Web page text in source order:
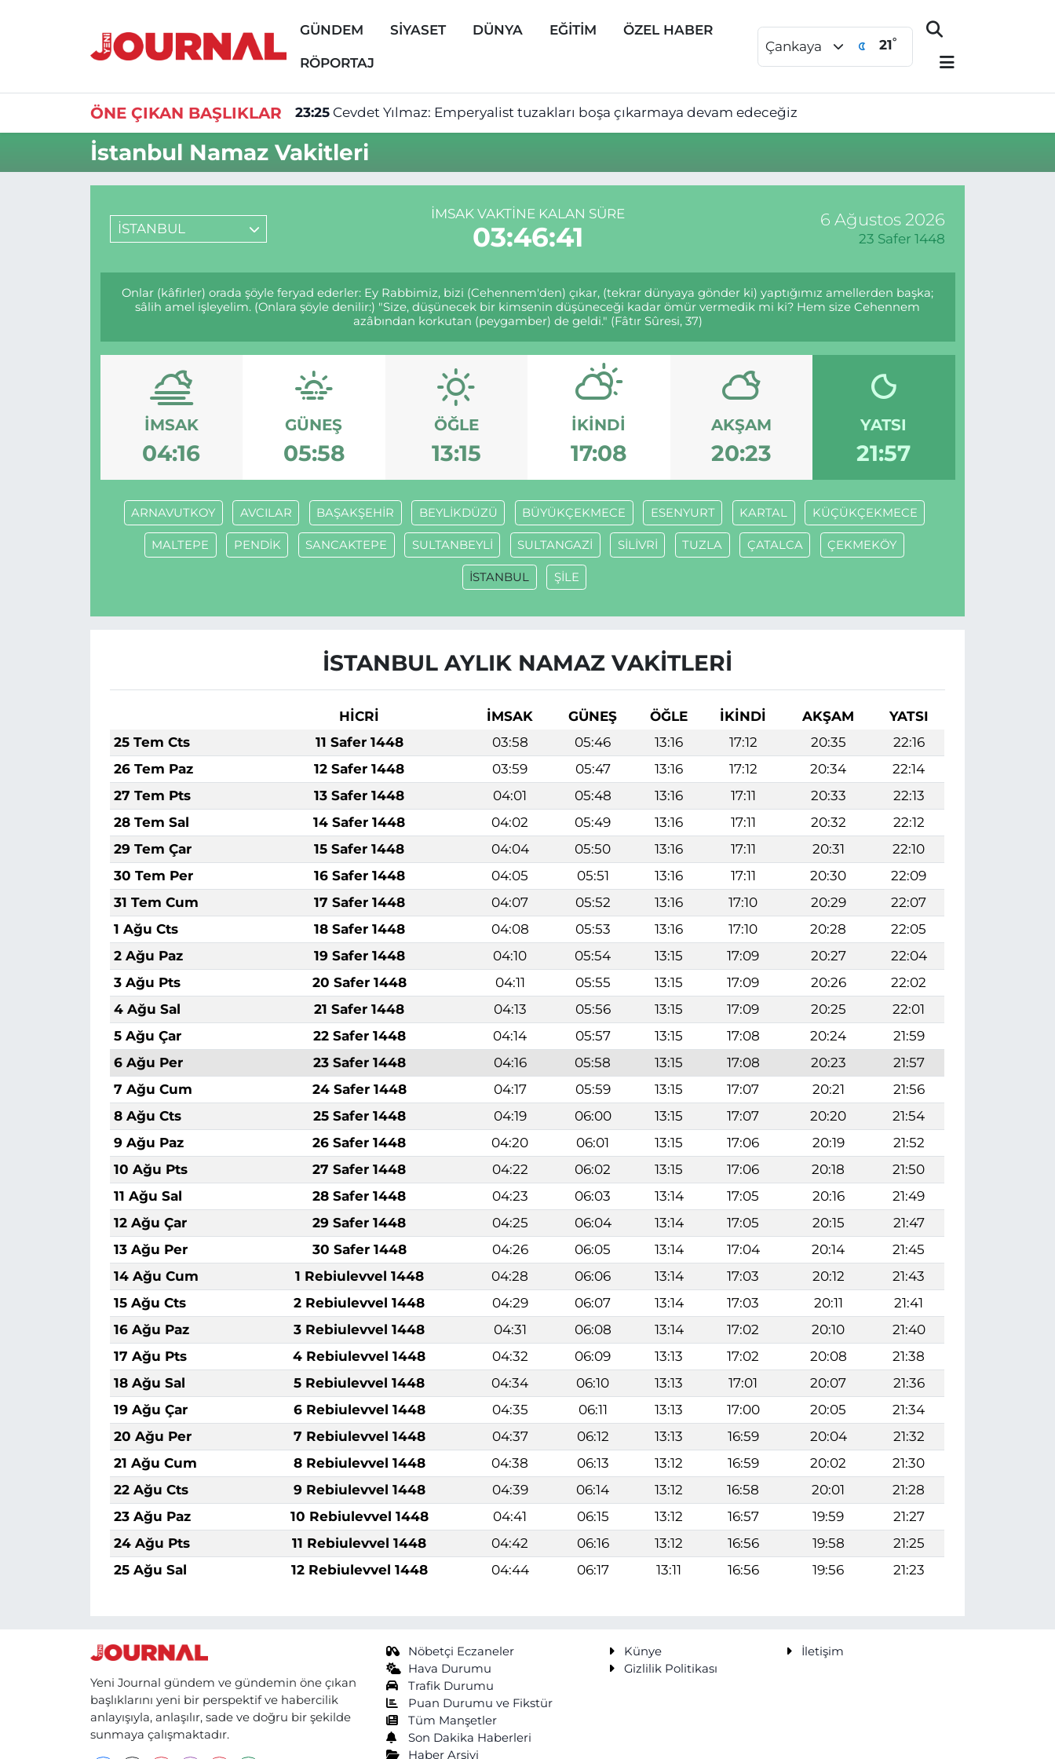
GÜNDEM SİYASET DÜNYA EĞİTİM ÖZEL HABER
RÖPORTAJ
Çankaya 21°
ÖNE ÇIKAN BAŞLIKLAR 23:25 Cevdet Yılmaz: Emperyalist tuzakları boşa çıkarmaya devam edeceğiz
İstanbul Namaz Vakitleri
İSTANBUL
İMSAK VAKTINE KALAN SÜRE
03:46:41
6 Ağustos 2026
23 Safer 1448
Onlar (kâfirler) orada şöyle feryad ederler: Ey Rabbimiz, bizi (Cehennem'den) çıkar, (tekrar dünyaya gönder ki) yaptığımız amellerden başka;
sâlih amel işleyelim. (Onlara şöyle denilir:) "Size, düşünecek bir kimsenin düşüneceği kadar ömür vermedik mi ki? Hem size Cehennem
azâbından korkutan (peygamber) de geldi." (Fâtır Sûresi, 37)
İMSAK
04:16
GÜNEŞ
05:58
ÖĞLE
13:15
İKINDI
17:08
AKŞAM
20:23
YATSI
21:57
ARNAVUTKOY AVCILAR BAŞAKŞEHİR BEYLİKDÜZÜ BÜYÜKÇEKMECE ESENYURT KARTAL KÜÇÜKÇEKMECE
MALTEPE PENDİK SANCAKTEPE SULTANBEYLİ SULTANGAZİ SİLİVRİ TUZLA ÇATALCA ÇEKMEKÖY
İSTANBUL ŞİLE
İSTANBUL AYLIK NAMAZ VAKITLERI
HİCRİ İMSAK GÜNEŞ ÖĞLE İKINDI AKŞAM
YATSI
25 Tem Cts
11 Safer 1448 03:58 05:46 13:16 17:12 20:35
22:16
26 Tem Paz
12 Safer 1448 03:59 05:47 13:16 17:12 20:34
22:14
27 Tem Pts
13 Safer 1448 04:01 05:48 13:16 17:11 20:33
22:13
28 Tem Sal
14 Safer 1448 04:02 05:49 13:16 17:11 20:32
22:12
29 Tem Çar
15 Safer 1448 04:04 05:50 13:16 17:11 20:31
22:10
30 Tem Per
16 Safer 1448 04:05 05:51 13:16 17:11 20:30
22:09
31 Tem Cum
17 Safer 1448 04:07 05:52 13:16 17:10 20:29
22:07
1 Ağu Cts
18 Safer 1448 04:08 05:53 13:16 17:10 20:28
22:05
2 Ağu Paz
19 Safer 1448 04:10 05:54 13:15 17:09 20:27
22:04
3 Ağu Pts
20 Safer 1448 04:11 05:55 13:15 17:09 20:26
22:02
4 Ağu Sal
21 Safer 1448 04:13 05:56 13:15 17:09 20:25
22:01
5 Ağu Çar
22 Safer 1448 04:14 05:57 13:15 17:08 20:24
21:59
6 Ağu Per
23 Safer 1448 04:16 05:58 13:15 17:08 20:23
21:57
7 Ağu Cum
24 Safer 1448 04:17 05:59 13:15 17:07 20:21
21:56
8 Ağu Cts
25 Safer 1448 04:19 06:00 13:15 17:07 20:20
21:54
9 Ağu Paz
26 Safer 1448 04:20 06:01 13:15 17:06 20:19
21:52
10 Ağu Pts
27 Safer 1448 04:22 06:02 13:15 17:06 20:18
21:50
11 Ağu Sal
28 Safer 1448 04:23 06:03 13:14 17:05 20:16
21:49
12 Ağu Çar
29 Safer 1448 04:25 06:04 13:14 17:05 20:15
21:47
13 Ağu Per
30 Safer 1448 04:26 06:05 13:14 17:04 20:14
21:45
14 Ağu Cum
1 Rebiulevvel 1448 04:28 06:06 13:14 17:03 20:12
21:43
15 Ağu Cts
2 Rebiulevvel 1448 04:29 06:07 13:14 17:03 20:11
21:41
16 Ağu Paz
3 Rebiulevvel 1448 04:31 06:08 13:14 17:02 20:10
21:40
17 Ağu Pts
4 Rebiulevvel 1448 04:32 06:09 13:13 17:02 20:08
21:38
18 Ağu Sal
5 Rebiulevvel 1448 04:34 06:10 13:13 17:01 20:07
21:36
19 Ağu Çar
6 Rebiulevvel 1448 04:35 06:11 13:13 17:00 20:05
21:34
20 Ağu Per
7 Rebiulevvel 1448 04:37 06:12 13:13 16:59 20:04
21:32
21 Ağu Cum
8 Rebiulevvel 1448 04:38 06:13 13:12 16:59 20:02
21:30
22 Ağu Cts
9 Rebiulevvel 1448 04:39 06:14 13:12 16:58 20:01
21:28
23 Ağu Paz
10 Rebiulevvel 1448 04:41 06:15 13:12 16:57 19:59
21:27
24 Ağu Pts
11 Rebiulevvel 1448 04:42 06:16 13:12 16:56 19:58
21:25
25 Ağu Sal
12 Rebiulevvel 1448 04:44 06:17 13:11 16:56 19:56 21:23
Yeni Journal gündem ve gündemin öne çıkan
başlıklarını yeni bir perspektif ve habercilik
anlayışıyla, anlaşılır, sade ve doğru bir şekilde
sunmaya çalışmaktadır.
Nöbetçi Eczaneler
Hava Durumu
Trafik Durumu
Puan Durumu ve Fikstür
Tüm Manşetler
Son Dakika Haberleri
Haber Arşivi
Künye
İletişim
Gizlilik Politikası
GÜNDEM
SAĞLIK
Nöbetçi Eczaneler
Trafik Durumu
Tüm Manşetler
Haber Arşivi